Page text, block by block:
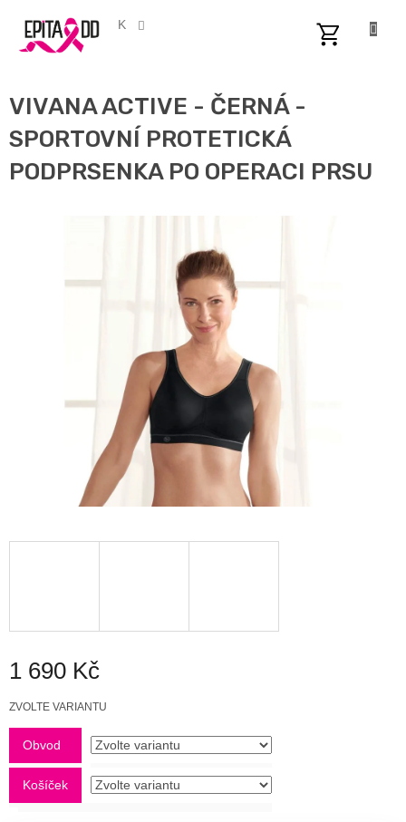
obsah
CZK
VIVANA ACTIVE - ČERNÁ -
SPORTOVNÍ PROTETICKÁ
PODPRSENKA PO OPERACI PRSU
1 690 Kč
Měrná
ZVOLTE VARIANTU
Obvod
Košíček